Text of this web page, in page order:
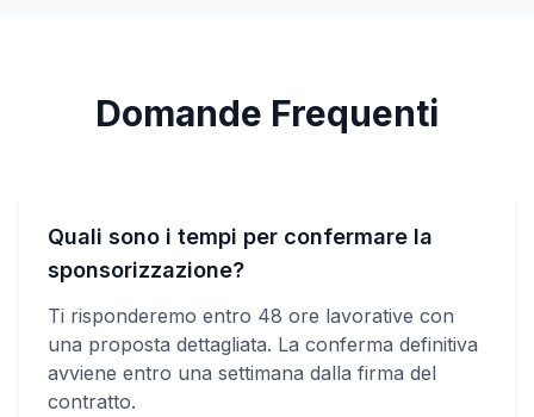
Domande Frequenti
Quali sono i tempi per confermare la
sponsorizzazione?
Ti risponderemo entro 48 ore lavorative con
una proposta dettagliata. La conferma definitiva
avviene entro una settimana dalla firma del
contratto.